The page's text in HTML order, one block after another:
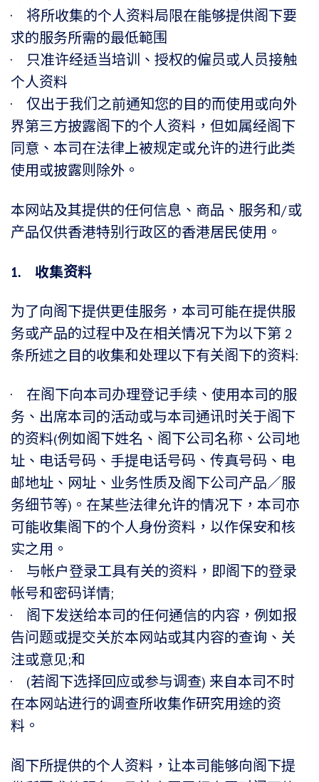
• 将所收集的个人资料局限在能够提供阁下要
求的服务所需的最低範围
• 只准许经适当培训、授权的僱员或人员接触
个人资料
• 仅出于我们之前通知您的目的而使用或向外
界第三方披露阁下的个人资料，但如属经阁下
同意、本司在法律上被规定或允许的进行此类
使用或披露则除外。
本网站及其提供的任何信息、商品、服务和/或
产品仅供香港特别行政区的香港居民使用。
1. 收集资料
为了向阁下提供更佳服务，本司可能在提供服
务或产品的过程中及在相关情况下为以下第 2
条所述之目的收集和处理以下有关阁下的资料:
• 在阁下向本司办理登记手续、使用本司的服
务、出席本司的活动或与本司通讯时关于阁下
的资料(例如阁下姓名、阁下公司名称、公司地
址、电话号码、手提电话号码、传真号码、电
邮地址、网址、业务性质及阁下公司产品／服
务细节等)。在某些法律允许的情况下，本司亦
可能收集阁下的个人身份资料，以作保安和核
实之用。
• 与帐户登录工具有关的资料，即阁下的登录
帐号和密码详情;
• 阁下发送给本司的任何通信的内容，例如报
告问题或提交关於本网站或其内容的查询、关
注或意见;和
• (若阁下选择回应或参与调查) 来自本司不时
在本网站进行的调查所收集作研究用途的资
料。
阁下所提供的个人资料，让本司能够向阁下提